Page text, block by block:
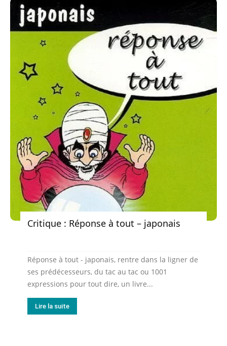
Critique : Réponse à tout – japonais
Réponse à tout - japonais, rentre dans la ligner de
ses prédécesseurs, du tac au tac ou 1001
expressions pour tout dire, un livre...
Lire la suite